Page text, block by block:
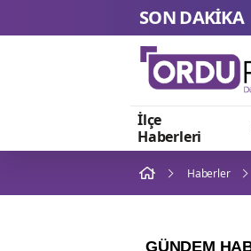
SON DAKİKA
İlçe
Haberleri
Haberler